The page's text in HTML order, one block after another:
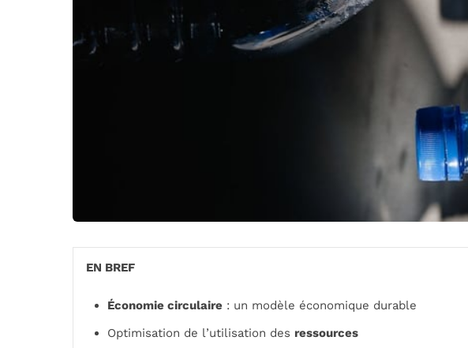
EN BREF
Économie circulaire : un modèle économique durable
Optimisation de l’utilisation des ressources